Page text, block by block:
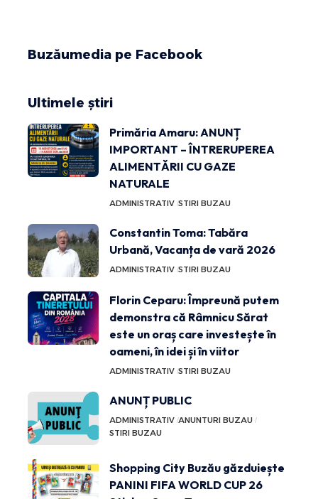
Buzăumedia pe Facebook
Ultimele știri
Primăria Amaru: ANUNȚ
IMPORTANT – ÎNTRERUPEREA
ALIMENTĂRII CU GAZE
NATURALE
ADMINISTRATIV STIRI BUZAU
Constantin Toma: Tabăra
Urbană, Vacanța de vară 2026
ADMINISTRATIV STIRI BUZAU
Florin Ceparu: Împreună putem
demonstra că Râmnicu Sărat
este un oraș care investește în
oameni, în idei și în viitor
ADMINISTRATIV STIRI BUZAU
ANUNȚ PUBLIC
ADMINISTRATIV ANUNTURI BUZAU
STIRI BUZAU
Shopping City Buzău găzduiește
PANINI FIFA WORLD CUP 26